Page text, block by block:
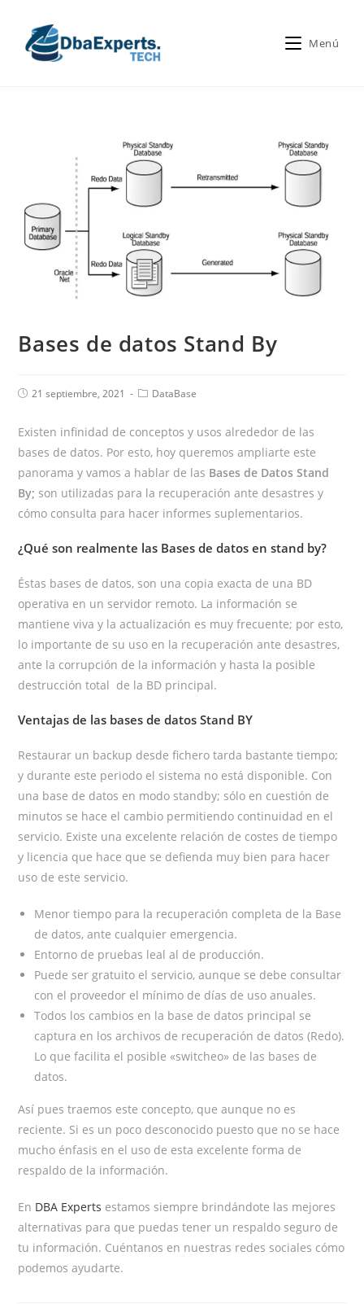
Menú
Bases de datos Stand By
21 septiembre, 2021 DataBase
Existen infinidad de conceptos y usos alrededor de las
bases de datos. Por esto, hoy queremos ampliarte este
panorama y vamos a hablar de las Bases de Datos Stand
By; son utilizadas para la recuperación ante desastres y
cómo consulta para hacer informes suplementarios.
¿Qué son realmente las Bases de datos en stand by?
Éstas bases de datos, son una copia exacta de una BD
operativa en un servidor remoto. La información se
mantiene viva y la actualización es muy frecuente; por esto,
lo importante de su uso en la recuperación ante desastres,
ante la corrupción de la información y hasta la posible
destrucción total de la BD principal.
Ventajas de las bases de datos Stand BY
Restaurar un backup desde fichero tarda bastante tiempo;
y durante este periodo el sistema no está disponible. Con
una base de datos en modo standby; sólo en cuestión de
minutos se hace el cambio permitiendo continuidad en el
servicio. Existe una excelente relación de costes de tiempo
y licencia que hace que se defienda muy bien para hacer
uso de este servicio.
Menor tiempo para la recuperación completa de la Base
de datos, ante cualquier emergencia.
Entorno de pruebas leal al de producción.
Puede ser gratuito el servicio, aunque se debe consultar
con el proveedor el mínimo de días de uso anuales.
Todos los cambios en la base de datos principal se
captura en los archivos de recuperación de datos (Redo).
Lo que facilita el posible «switcheo» de las bases de
datos.
Así pues traemos este concepto, que aunque no es
reciente. Si es un poco desconocido puesto que no se hace
mucho énfasis en el uso de esta excelente forma de
respaldo de la información.
En DBA Experts estamos siempre brindándote las mejores
alternativas para que puedas tener un respaldo seguro de
tu información. Cuéntanos en nuestras redes sociales cómo
podemos ayudarte.